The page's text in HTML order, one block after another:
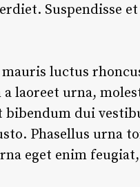
Suspendisse
luctus
laoreet urna,
dui
Phasellus urna
eget enim